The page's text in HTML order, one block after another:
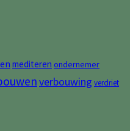
mediteren ondernemer
verbouwing verdriet